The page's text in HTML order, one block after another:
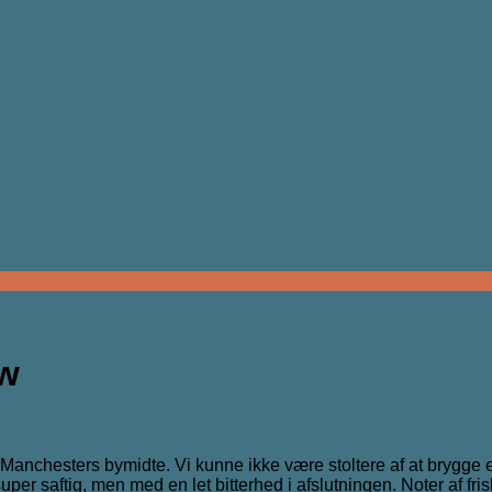
bymidte. Vi kunne ikke være stoltere af at brygge
saftig, men med en let bitterhed i afslutningen. Noter af